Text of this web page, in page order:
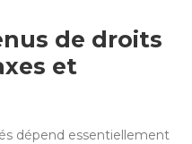
de droits
et
dépend essentiellement